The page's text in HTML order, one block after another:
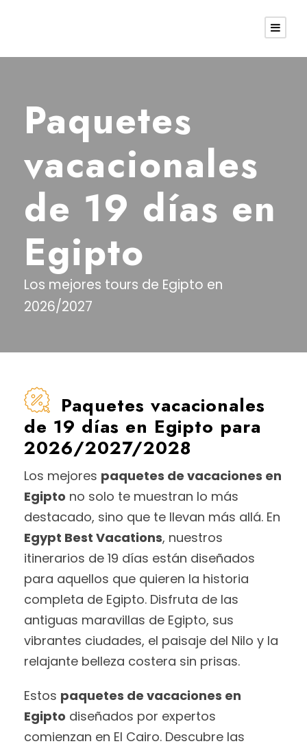
Paquetes
vacacionales
de 19 días en
Egipto
Los mejores tours de Egipto en
2026/2027
Paquetes vacacionales
de 19 días en Egipto para
2026/2027/2028
Los mejores paquetes de vacaciones en
Egipto no solo te muestran lo más
destacado, sino que te llevan más allá. En
Egypt Best Vacations, nuestros
itinerarios de 19 días están diseñados
para aquellos que quieren la historia
completa de Egipto. Disfruta de las
antiguas maravillas de Egipto, sus
vibrantes ciudades, el paisaje del Nilo y la
relajante belleza costera sin prisas.
Estos paquetes de vacaciones en
Egipto diseñados por expertos
comienzan en El Cairo. Descubre las